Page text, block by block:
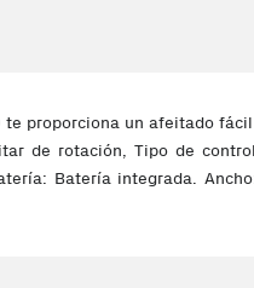
proporciona un afeitado
de rotación, Tipo de
Batería integrada.